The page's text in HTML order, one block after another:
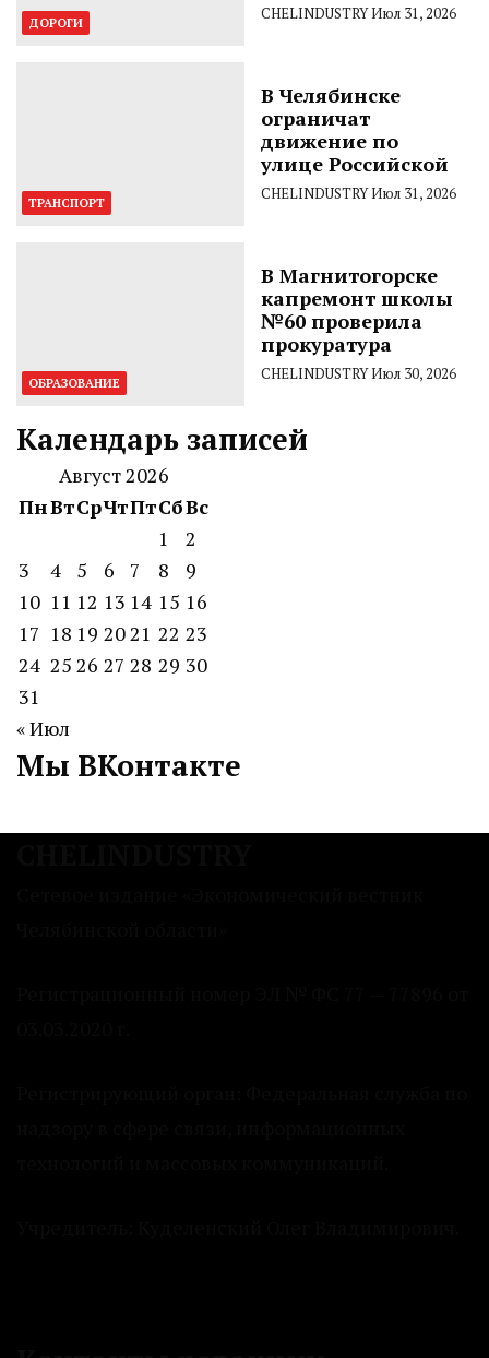
ДОРОГИ CHELINDUSTRYИюл 31, 2026
ТРАНСПОРТ
В Челябинске
ограничат
движение по
улице Российской
CHELINDUSTRYИюл 31, 2026
ОБРАЗОВАНИЕ
В Магнитогорске
капремонт школы
№60 проверила
прокуратура
CHELINDUSTRYИюл 30, 2026
Календарь записей
Август 2026
ПнВтСрЧтПтСбВс
1
2
3
4 5 6 7 8
9
10 11 12 13 14 15 16
17 18 19 2021 22 23
24 25 26 27 28 29 30
31
« Июл
Мы ВКонтакте